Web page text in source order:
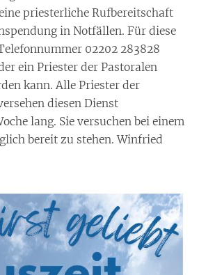
priesterliche Rufbereitschaft
in Notfällen. Für diese
02202 283828
ein Priester der Pastoralen
kann. Alle Priester der
diesen Dienst
lang. Sie versuchen bei einem
bereit zu stehen. Winfried